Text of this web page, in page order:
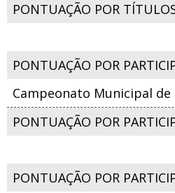
PONTUAÇÃO POR
PONTUAÇÃO POR
Campeonato Municipal de
PONTUAÇÃO POR
PONTUAÇÃO POR